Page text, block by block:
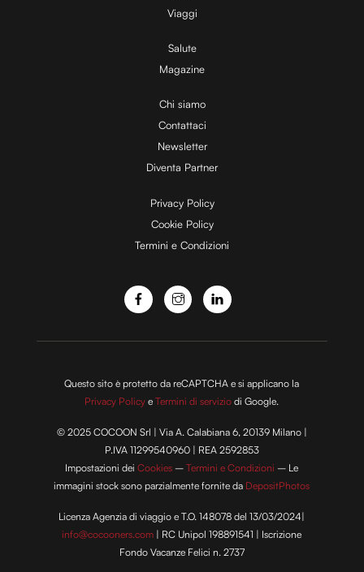
V
i
d
e
o
Viaggi
Salute
Magazine
Chi siamo
Contattaci
Newsletter
Diventa Partner
Privacy Policy
Cookie Policy
Termini e Condizioni
Questo sito è protetto da reCAPTCHA e si applicano la
Privacy Policy eTermini di servizio di Google.
© 2025 COCOON Srl | Via A. Calabiana 6, 20139 Milano |
P.IVA 11299540960 | REA 2592853
Impostazioni deiCookies –Termini e Condizioni – Le
immagini stock sono parzialmente fornite da DepositPhotos
Licenza Agenzia di viaggio e T.O. 148078 del 13/03/2024|
info@cocooners.com | RC Unipol 198891541 | Iscrizione
Fondo Vacanze Felici n. 2737